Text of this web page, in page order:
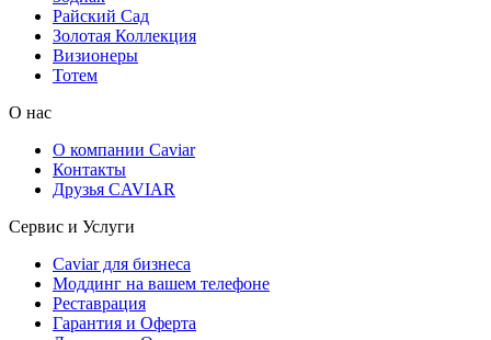
Райский Сад
Золотая Коллекция
Визионеры
Тотем
О нас
О компании Caviar
Контакты
Друзья CAVIAR
Сервис и Услуги
Caviar для бизнеса
Моддинг на вашем телефоне
Реставрация
Гарантия и Оферта